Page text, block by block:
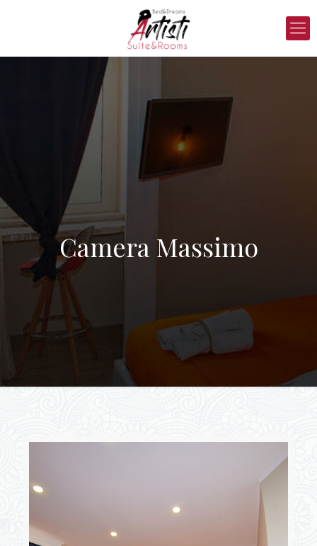
Camera Massimo